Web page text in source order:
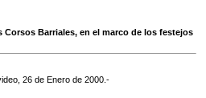
Barriales, en el marco de los festejos
26 de Enero de 2000 .-